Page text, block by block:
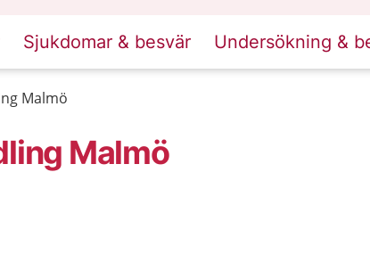
Sjukdomar & besvär Undersökning &
Malmö
Malmö